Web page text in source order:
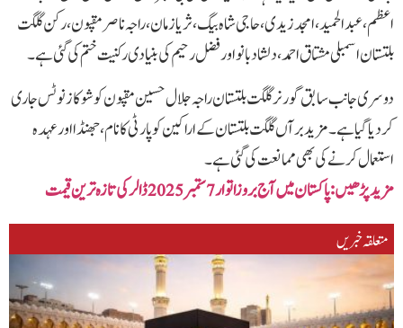
اعظم، عبدالحمید، امجد زیدی ،حاجی شاہ بیگ ، ثریا زمان، راجہ ناصر مقپون ، رکن گلگت
بلتستان اسمبلی مشتاق احمد، دلشاد بانو اور فضل رحیم کی بنیادی رکنیت ختم کی گئی ہے۔
دوسری جانب سابق گورنرگلگت بلتستان راجہ جلال حسین مقپون کوشوکاز نوٹس جاری
کردیا گیا ہے۔مزید برآں گلگت بلتستان کےاراکین کو پارٹی کا نام، جھنڈا اور عہدہ
استعمال کرنے کی بھی ممانعت کی گئی ہے۔
مزید پڑھیں: پاکستان میں آج بروزاتوار7ستمبر 2025 ڈالر کی تازہ ترین قیمت
متعلقہ خبریں